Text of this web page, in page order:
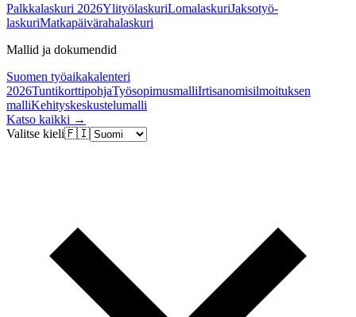
Palkkalaskuri 2026YlityölaskuriLomalaskuriJaksotyö-
laskuriMatkapäivärahalaskuri
Mallid ja dokumendid
Suomen työaikakalenteri
2026TuntikorttipohjaTyösopimusmalliIrtisanomisilmoituksen
malliKehityskeskustelumalli
Katso kaikki →
Valitse kieli🇫🇮